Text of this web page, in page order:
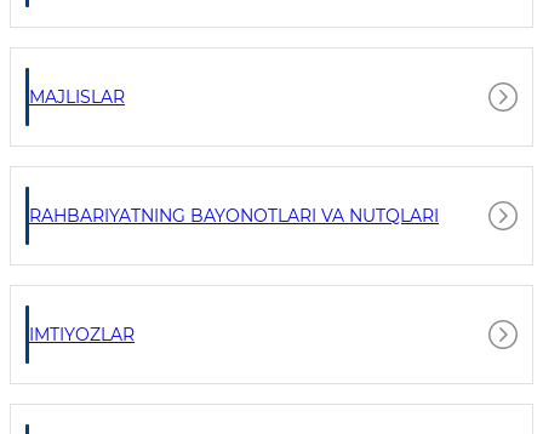
MAJLISLAR
RAHBARIYATNING BAYONOTLARI VA NUTQLARI
IMTIYOZLAR